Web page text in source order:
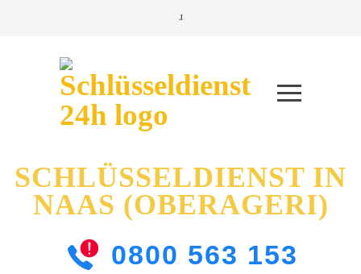
SCHLÜSSELDIENST IN
NAAS (OBERAGERI)
0800 563 153